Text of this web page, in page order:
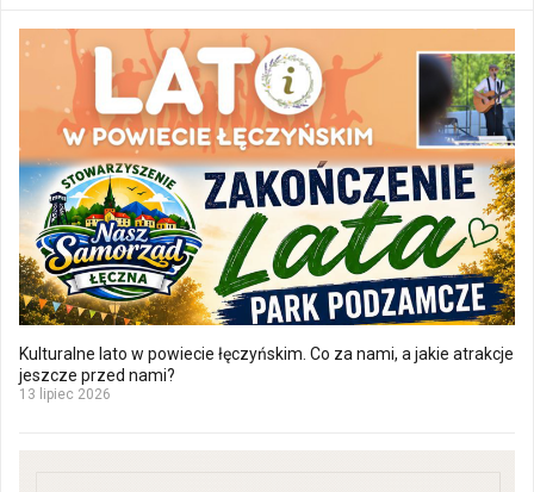
Kulturalne lato w powiecie łęczyńskim. Co za nami, a jakie atrakcje
jeszcze przed nami?
13 lipiec 2026